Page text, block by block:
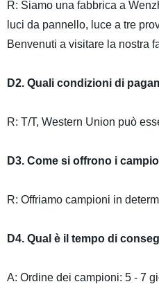
R: Siamo una fabbrica a
luci da pannello, luce a tre
Benvenuti a visitare la nostra
D2. Quali condizioni di
R: T/T, Western Union può
D3. Come si offrono i
R: Offriamo campioni in
D4. Qual è il tempo di
A: Ordine dei campioni: 5 - 7